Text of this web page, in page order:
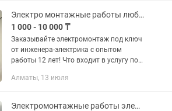
дизайну).Установка газовых каталов...Электро монтажные работы любой сложности
1 000 - 10 000 ₸
Заказывайте электромонтаж под ключ
от инженера-электрика с опытом
работы 12 лет! Что входит в услугу под
электромонтажных работ. Либо
Алматы, 13 июля
Электромонтажные работы электрик установка розеток вык-ли трек магнитные